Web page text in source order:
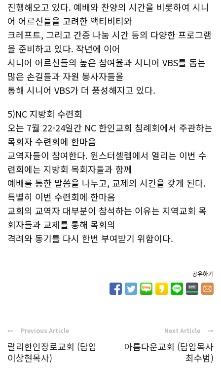
진행해오고 있다. 예배와 찬양의 시간을 비롯하여 시니
어 어르신들을 고려한 액티비티와
크레프트, 그리고 간증 나눔 시간 등의 다양한 프로그램
을 준비하고 있다. 작년에 이어
시니어 어르신들의 높은 참여율과 시니어 VBS를 돕는
많은 손길들과 자원 봉사자들을
통해 시니어 VBS가 더 풍성해지고 있다.
5)NC 지방회 수련회
오는 7월 22-24일간 NC 한인교회 침례회에서 주관하는
목회자 수련회에 한마음
교역자들이 참여한다. 윈스터셀렘에서 열리는 이번 수
련회에는 지방회 목회자들과 함께
예배를 통한 말씀을 나누고, 교제의 시간을 갖게 된다.
특별히 이번 수련회에 한마음
교회의 교역자 대부분이 참석하는 이유는 지역교회 목
회자들과 교제를 통해 목회의
격려와 동기를 다시 한번 부여받기 위함이다.
공유하기
Previous Article
랄리한인장로교회 (담임
이상현목사)
Next Article
아름다운교회 (담임목사
최수범)